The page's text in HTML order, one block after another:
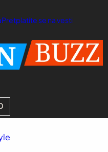
Pretplatite se na vesti